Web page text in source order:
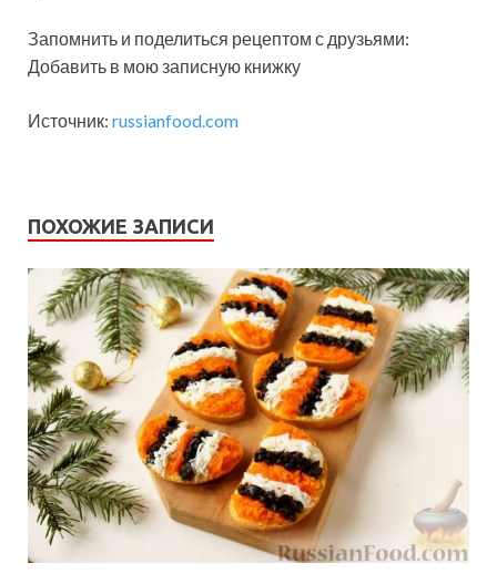
Запомнить и поделиться рецептом с друзьями:
Добавить в мою записную книжку
Источник: russianfood.com
ПОХОЖИЕ ЗАПИСИ